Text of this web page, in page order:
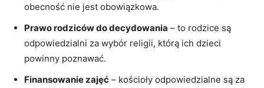
obecność nie jest obowiązkowa.
Prawo rodziców do decydowania – to rodzice są
odpowiedzialni za wybór religii, którą ich dzieci
powinny poznawać.
Finansowanie zajęć – kościoły odpowiedzialne są za